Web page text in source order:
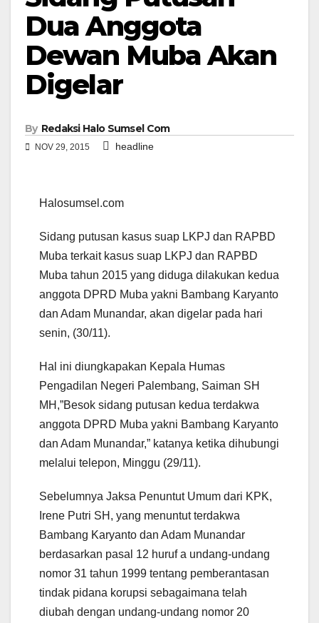
Dua Anggota
Dewan Muba Akan
Digelar
By Redaksi Halo Sumsel Com
NOV 29, 2015 headline
Halosumsel.com
Sidang putusan kasus suap LKPJ dan RAPBD
Muba terkait kasus suap LKPJ dan RAPBD
Muba tahun 2015 yang diduga dilakukan kedua
anggota DPRD Muba yakni Bambang Karyanto
dan Adam Munandar, akan digelar pada hari
senin, (30/11).
Hal ini diungkapakan Kepala Humas
Pengadilan Negeri Palembang, Saiman SH
MH,”Besok sidang putusan kedua terdakwa
anggota DPRD Muba yakni Bambang Karyanto
dan Adam Munandar,” katanya ketika dihubungi
melalui telepon, Minggu (29/11).
Sebelumnya Jaksa Penuntut Umum dari KPK,
Irene Putri SH, yang menuntut terdakwa
Bambang Karyanto dan Adam Munandar
berdasarkan pasal 12 huruf a undang-undang
nomor 31 tahun 1999 tentang pemberantasan
tindak pidana korupsi sebagaimana telah
diubah dengan undang-undang nomor 20